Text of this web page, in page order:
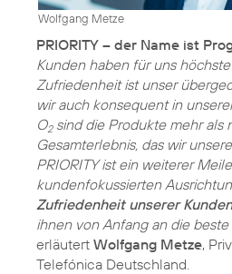
Wolfgang Metze
PRIORITY – der Name ist
Kunden haben für uns
Zufriedenheit ist unser
wir auch konsequent in
O2sind die Produkte mehr als
Gesamterlebnis, das wir
PRIORITY ist ein weiterer
kundenfokussierten
Zufriedenheit unserer Kunden
ihnen von Anfang an die
erläutert Wolfgang Metze,
Telefónica Deutschland.